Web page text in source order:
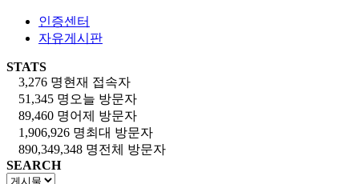
인증센터
자유게시판
STATS
3,276 명현재 접속자
51,345 명 오늘 방문자
89,460 명어제 방문자
1,906,926 명최대 방문자
890,349,348 명전체 방문자
SEARCH